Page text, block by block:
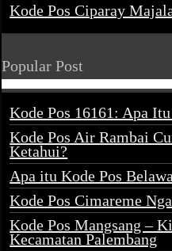
Kode Pos Ciparay
Popular Post
Kode Pos 16161: Apa
Kode Pos Air Rambai
Ketahui?
Apa itu Kode Pos
Kode Pos Cimareme
Kode Pos Mangsang –
Kecamatan Palembang